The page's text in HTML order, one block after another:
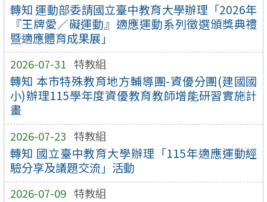
轉知 運動部委請國立臺中教育大學辦理「2026年
『王牌愛／礙運動』適應運動系列徵選頒獎典禮
暨適應體育成果展」
2026-07-31 特教組
轉知 本市特殊教育地方輔導團-資優分團(建國國
小)辦理115學年度資優教育教師增能研習實施計
畫
2026-07-23 特教組
轉知 國立臺中教育大學辦理「115年適應運動經
驗分享及議題交流」活動
2026-07-09 特教組